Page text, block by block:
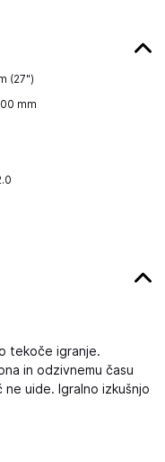
(27")
mm
tekoče igranje.
in odzivnemu času
uide. Igralno izkušnjo